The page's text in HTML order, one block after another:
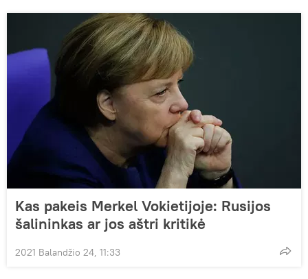
Kas pakeis Merkel Vokietijoje: Rusijos
šalininkas ar jos aštri kritikė
2021 Balandžio 24, 11:33